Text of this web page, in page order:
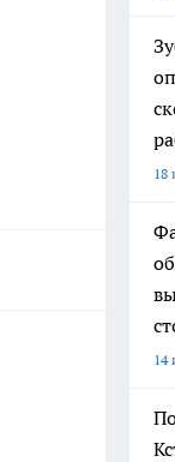
18
14